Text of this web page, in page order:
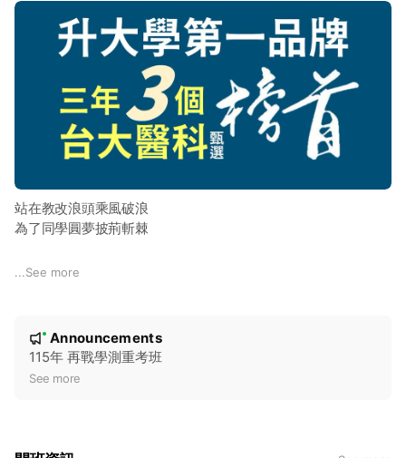
站在教改浪頭乘風破浪
為了同學圓夢披荊斬棘
📍萌芽
奠定力行百載基業。
1990｜由前中華民國補習教育全國聯合會理事長張萬邦先生接
掌班主任，2005年晉升機構總裁迄今。
年創辦社會組超強台大保證班，並安排授課教師解惑，同業望塵
...See more
New
Announcements
115年 再戰學測重考班
See more